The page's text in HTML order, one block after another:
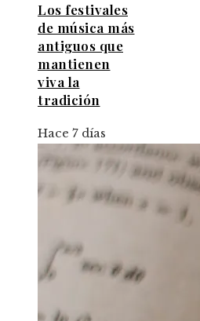
Los festivales
de música más
antiguos que
mantienen
viva la
tradición
Hace 7 días